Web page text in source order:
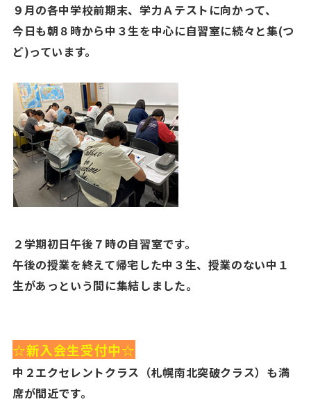
９月の各中学校前期末、学力Ａテストに向かって、
今日も朝８時から中３生を中心に自習室に続々と集(つ
ど)っています。
２学期初日午後７時の自習室です。
午後の授業を終えて帰宅した中３生、授業のない中１
生があっという間に集結しました。
☆新入会生受付中☆
中２エクセレントクラス（札幌南北突破クラス）も満
席が間近です。